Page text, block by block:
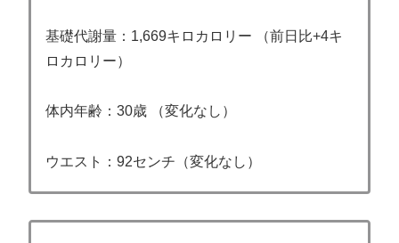
基礎代謝量：1,669キロカロリー （前日比+4キ
ロカロリー）
体内年齢：30歳 （変化なし）
ウエスト：92センチ（変化なし）